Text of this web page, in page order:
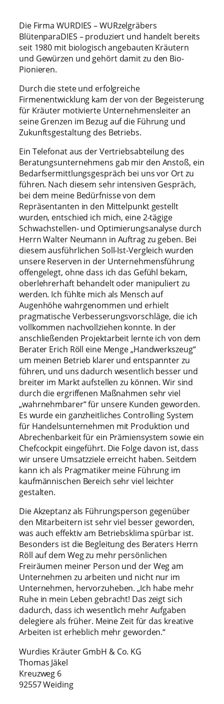
Die Firma WURDIES – WURzelgräbers
BlütenparaDIES – produziert und handelt bereits
seit 1980 mit biologisch angebauten Kräutern
und Gewürzen und gehört damit zu den Bio-
Pionieren.
Durch die stete und erfolgreiche
Firmenentwicklung kam der von der Begeisterung
für Kräuter motivierte Unternehmensleiter an
seine Grenzen im Bezug auf die Führung und
Zukunftsgestaltung des Betriebs.
Ein Telefonat aus der Vertriebsabteilung des
Beratungsunternehmens gab mir den Anstoß, ein
Bedarfsermittlungsgespräch bei uns vor Ort zu
führen. Nach diesem sehr intensiven Gespräch,
bei dem meine Bedürfnisse von dem
Repräsentanten in den Mittelpunkt gestellt
wurden, entschied ich mich, eine 2-tägige
Schwachstellen- und Optimierungsanalyse durch
Herrn Walter Neumann in Auftrag zu geben. Bei
diesem ausführlichen Soll-Ist-Vergleich wurden
unsere Reserven in der Unternehmensführung
offengelegt, ohne dass ich das Gefühl bekam,
oberlehrerhaft behandelt oder manipuliert zu
werden. Ich fühlte mich als Mensch auf
Augenhöhe wahrgenommen und erhielt
pragmatische Verbesserungsvorschläge, die ich
vollkommen nachvollziehen konnte. In der
anschließenden Projektarbeit lernte ich von dem
Berater Erich Röll eine Menge „Handwerkszeug“
um meinen Betrieb klarer und entspannter zu
führen, und uns dadurch wesentlich besser und
breiter im Markt aufstellen zu können. Wir sind
durch die ergriffenen Maßnahmen sehr viel
„wahrnehmbarer“ für unsere Kunden geworden.
Es wurde ein ganzheitliches Controlling System
für Handelsunternehmen mit Produktion und
Abrechenbarkeit für ein Prämiensystem sowie ein
Chefcockpit eingeführt. Die Folge davon ist, dass
wir unsere Umsatzziele erreicht haben. Seitdem
kann ich als Pragmatiker meine Führung im
kaufmännischen Bereich sehr viel leichter
gestalten.
Die Akzeptanz als Führungsperson gegenüber
den Mitarbeitern ist sehr viel besser geworden,
was auch effektiv am Betriebsklima spürbar ist.
Besonders ist die Begleitung des Beraters Herrn
Röll auf dem Weg zu mehr persönlichen
Freiräumen meiner Person und der Weg am
Unternehmen zu arbeiten und nicht nur im
Unternehmen, hervorzuheben. „Ich habe mehr
Ruhe in mein Leben gebracht! Das zeigt sich
dadurch, dass ich wesentlich mehr Aufgaben
delegiere als früher. Meine Zeit für das kreative
Arbeiten ist erheblich mehr geworden.“
Wurdies Kräuter GmbH & Co. KG
Thomas Jäkel
Kreuzweg 6
92557 Weiding